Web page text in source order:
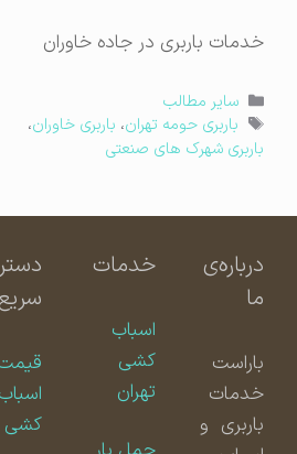
خدمات باربری در جاده خاوران
دسته‌ها
سایر مطالب
برچسب‌ها
باربری حومه تهران ،باربری خاوران،
باربری شهرک های صنعتی
درباره‌ی
باراست
خدمات
باربری و
خدمات
اسباب
کشی
تهران
دسترسی
سریع
قیمت
اسباب
کشی